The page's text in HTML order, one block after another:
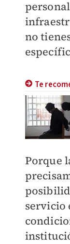
no
Te
Porque
servicio